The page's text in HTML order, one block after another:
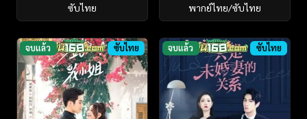
ซับไทย
พากย์ไทย/ซับไทย
จบแล้ว ซับไทย จบแล้ว ซับไทย